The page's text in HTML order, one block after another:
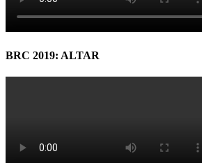
BRC 2019: ALTAR